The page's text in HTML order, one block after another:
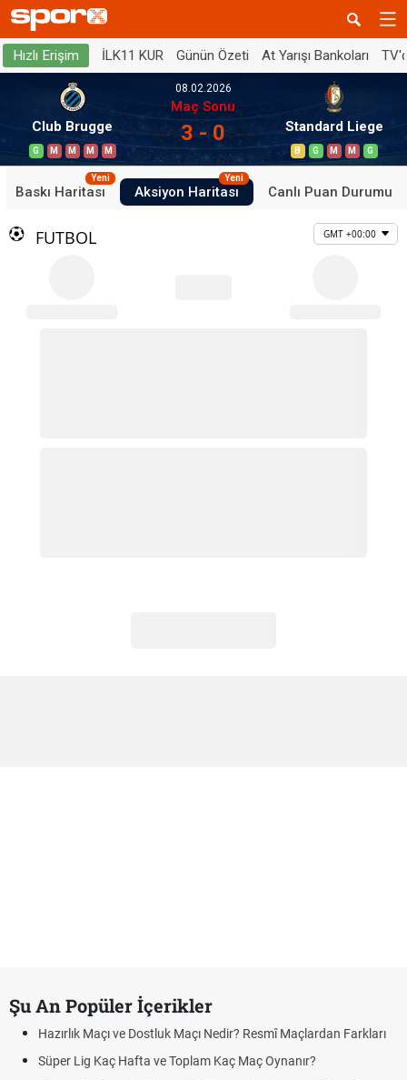
Hızlı Erişim İLK11 KUR Günün Özeti At Yarışı Bankoları
Club Brugge
G M M M M
08.02.2026
Maç Sonu
3 - 0 Standard Liege
B G M M G
Baskı Haritası
Yeni
Aksiyon Haritası
Yeni
Canlı Puan Durumu
FUTBOL GMT +00:00
Şu An Popüler İçerikler
Hazırlık Maçı ve Dostluk Maçı Nedir? Resmî Maçlardan Farkları
Süper Lig Kaç Hafta ve Toplam Kaç Maç Oynanır?